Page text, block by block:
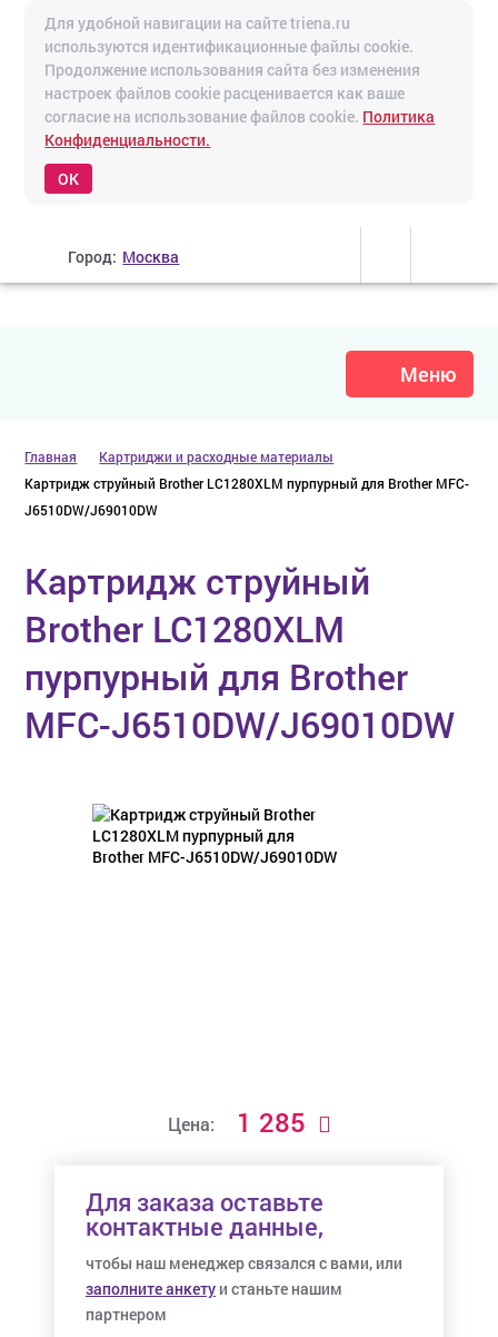
Для удобной навигации на сайте triena.ru
используются идентификационные файлы cookie.
Продолжение использования сайта без изменения
настроек файлов cookie расценивается как ваше
согласие на использование файлов cookie. Политика
Конфиденциальности.
OK
Город: Москва
Меню
Главная
Картриджи и расходные материалы
Картридж струйный Brother LC1280XLM пурпурный для Brother MFC-
J6510DW/J69010DW
Картридж струйный
Brother LC1280XLM
пурпурный для Brother
MFC-J6510DW/J69010DW
Цена: 1 285
Для заказа оставьте
контактные данные,
чтобы наш менеджер связался с вами, или
заполните анкету и станьте нашим
партнером